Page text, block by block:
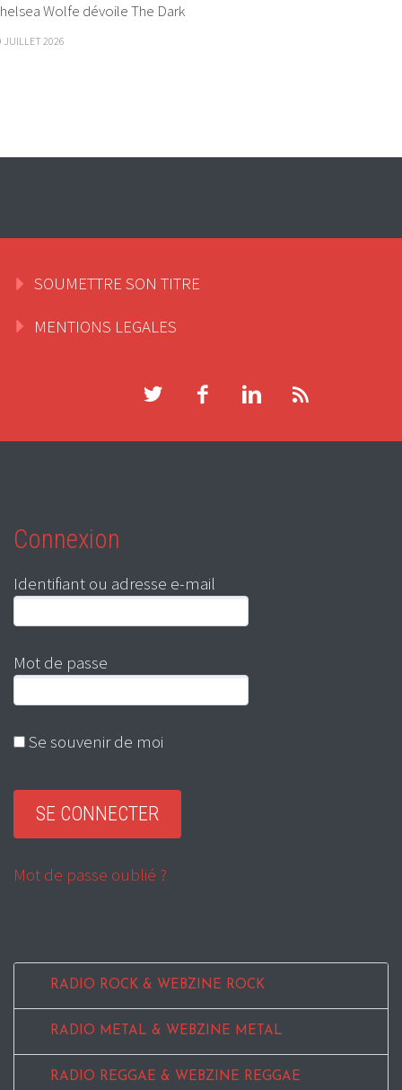
Wolfe dévoile The Dark
JUILLET 2026
SOUMETTRE SON TITRE
MENTIONS LEGALES
Connexion
Identifiant ou adresse e-mail
Mot de passe
Se souvenir de moi
Mot de passe oublié ?
RADIO ROCK & WEBZINE ROCK
RADIO METAL & WEBZINE METAL
RADIO REGGAE & WEBZINE REGGAE